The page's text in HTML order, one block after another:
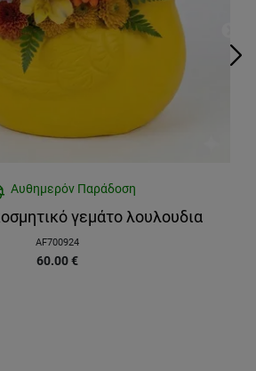
Αυθημερόν Παράδοση
γεμάτο λουλουδια
AF700924
60.00 €